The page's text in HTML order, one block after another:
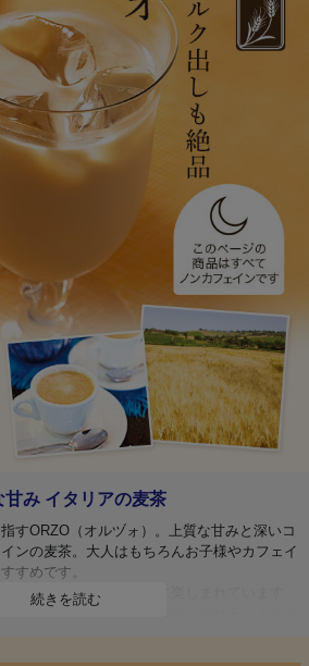
続きを読む
み イタリアの麦茶
すORZO（オルヅォ）。上質な甘みと深いコ
ンの麦茶。大人はもちろんお子様やカフェイ
すめです。
はエスプレッソがわりに楽しまれています